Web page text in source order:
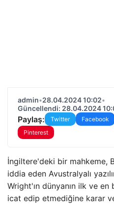
admin•28.04.2024 10:02•
Güncellendi: 28.04.2024
Paylaş: Twitter Facebook
Pinterest
İngiltere'deki bir mahkeme,
iddia eden Avustralyalı
Wright'ın dünyanın ilk ve
icat edip etmediğine karar